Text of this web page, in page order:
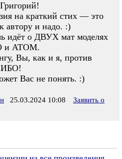
на краткий стих — это
автору и надо. :)
идёт о ДВУХ мат моделях
и АТОМ.
Вы, как и я, против
Вас не понять. :)
25.03.2024 10:08
Заявить о